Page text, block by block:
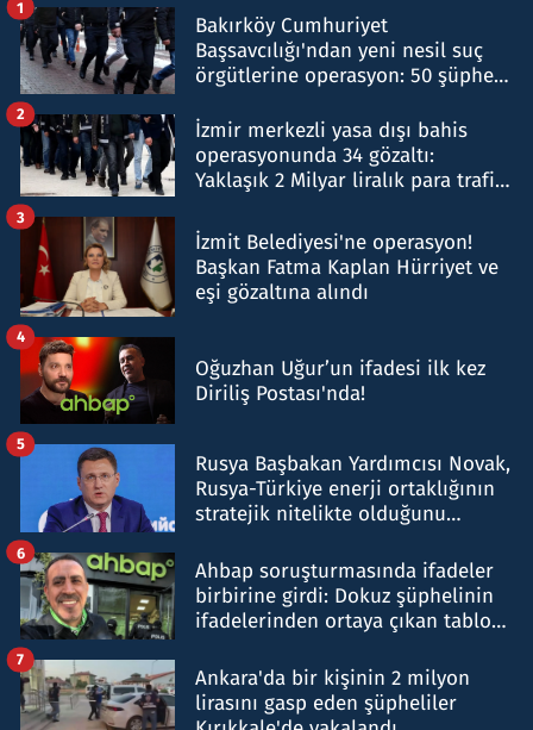
Bakırköy Cumhuriyet
Başsavcılığı'ndan yeni nesil suç
örgütlerine operasyon: 50 şüpheli
1
İzmir merkezli yasa dışı bahis
operasyonunda 34 gözaltı:
Yaklaşık 2 Milyar liralık para trafiği
2
İzmit Belediyesi'ne operasyon!
Başkan Fatma Kaplan Hürriyet ve
eşi gözaltına alındı
3
Oğuzhan Uğur’un ifadesi ilk kez
Diriliş Postası'nda!
4
Rusya Başbakan Yardımcısı Novak,
Rusya-Türkiye enerji ortaklığının
stratejik nitelikte olduğunu
5
Ahbap soruşturmasında ifadeler
birbirine girdi: Dokuz şüphelinin
ifadelerinden ortaya çıkan tablo
6
Ankara'da bir kişinin 2 milyon
lirasını gasp eden şüpheliler
7